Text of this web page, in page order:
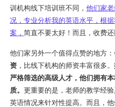
训机构线下培训班不同， 他们家
况，专业分析我的英语水平，根
案， 简直不要太好！而且，收费
他们家另外一个值得点赞的地方：
资 ，比线下机构的师资丰富很多。
严格筛选的高级人才，他们拥有
质。 更重要的是，老师的教学经
英语情况来针对性提高。而且，